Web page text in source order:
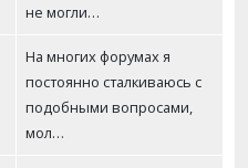
не могли…
На многих форумах я
постоянно сталкиваюсь с
подобными вопросами,
мол…